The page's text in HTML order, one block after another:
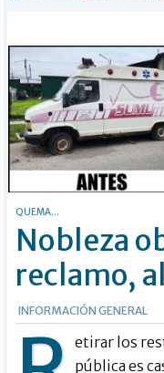
QUEMA...
Nobleza
reclamo,
INFORMACIÓN GENERAL
etirar los
pública es